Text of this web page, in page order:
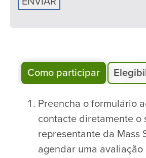
Como participar
Preencha o formulário
contacte diretamente o
representante da Mass
agendar uma avaliação